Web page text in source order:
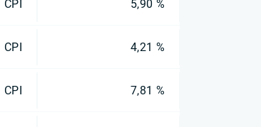
CPI 5,90 %
CPI 4,21 %
CPI 7,81 %